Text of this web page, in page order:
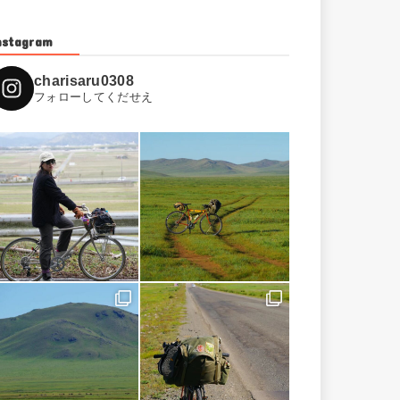
charisaru0308
フォローしてくだせえ